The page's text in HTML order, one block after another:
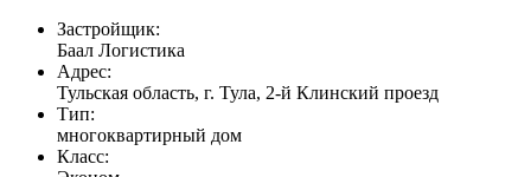
Застройщик:
Баал Логистика
Адрес:
Тульская область, г. Тула, 2-й Клинский проезд
Тип:
многоквартирный дом
Класс: